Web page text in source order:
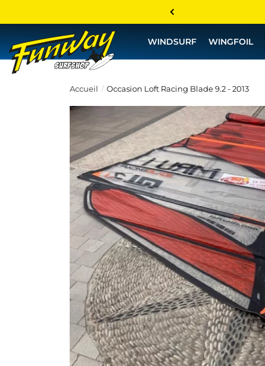
WINDSURF WINGFOIL
Accueil Occasion Loft Racing Blade 9.2 - 2013